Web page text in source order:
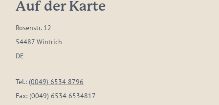
Auf der Karte
Rosenstr. 12
54487 Wintrich
DE
Tel.: (0049) 6534 8796
Fax: (0049) 6534 6534817